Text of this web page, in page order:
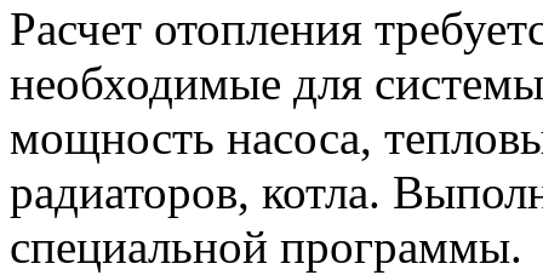
Расчет отопления
необходимые для
мощность насоса,
радиаторов, котла.
специальной программы.